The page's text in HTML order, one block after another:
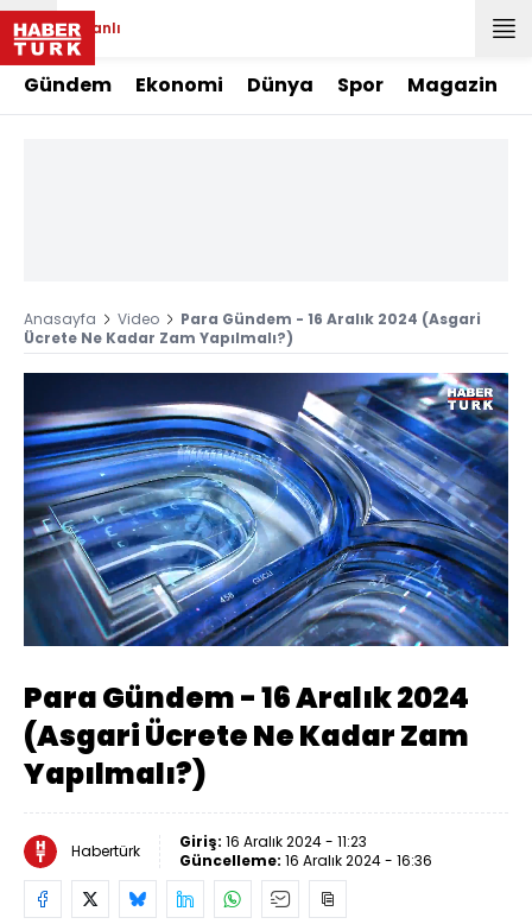
Canlı
Gündem Ekonomi Dünya Spor Magazin
Anasayfa Video
Para Gündem - 16 Aralık 2024 (Asgari
Ücrete Ne Kadar Zam Yapılmalı?)
Sesi
Aç
Yüklendi:
0.86%
Oynatma
Hızı
Para Gündem - 16 Aralık 2024
(Asgari Ücrete Ne Kadar Zam
Yapılmalı?)
Habertürk Giriş: 16 Aralık 2024 - 11:23
Güncelleme: 16 Aralık 2024 - 16:36